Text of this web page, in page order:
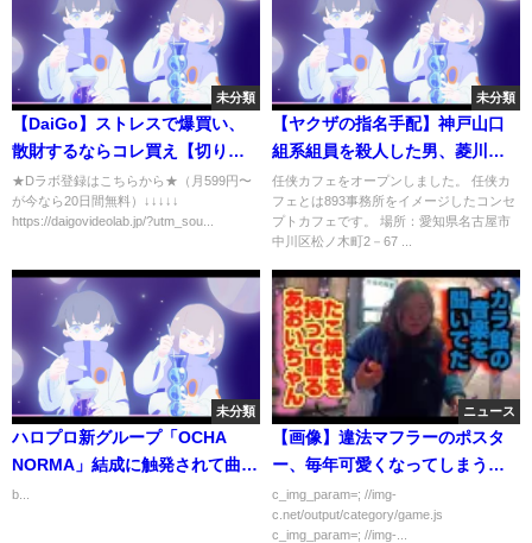
未分類
【DaiGo】ストレスで爆買い、
散財するならコレ買え【切り抜
き】
★Dラボ登録はこちらから★（月599円〜
が今なら20日間無料）↓↓↓↓↓
https://daigovideolab.jp/?utm_sou...
未分類
【ヤクザの指名手配】神戸山口
組系組員を殺人した男、菱川龍
己
任侠カフェをオープンしました。 任侠カ
フェとは893事務所をイメージしたコンセ
プトカフェです。 場所：愛知県名古屋市
中川区松ノ木町2－67 ...
未分類
ハロプロ新グループ「OCHA
NORMA」結成に触発されて曲を
つくってみた
b...
ニュース
【画像】違法マフラーのポスタ
ー、毎年可愛くなってしまうｗ
ｗｗｗｗ
c_img_param=; //img-
c.net/output/category/game.js
c_img_param=; //img-...